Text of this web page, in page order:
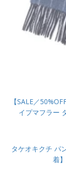
【SALE／
イプマフラー
タケオキクチ パ
着